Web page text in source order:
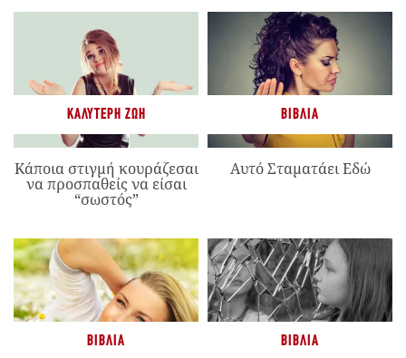
ΚΑΛΎΤΕΡΗ ΖΩΉ
Κάποια στιγμή κουράζεσαι
να προσπαθείς να είσαι
“σωστός”
ΒΙΒΛΊΑ
Αυτό Σταματάει Εδώ
ΒΙΒΛΊΑ ΒΙΒΛΊΑ